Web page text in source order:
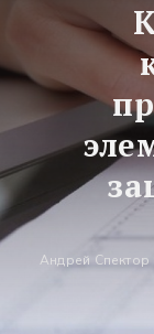
Андрей Спектор